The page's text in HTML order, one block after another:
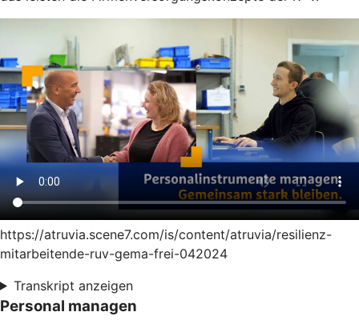
https://atruvia.scene7.com/is/content/atruvia/resilienz-
mitarbeitende-ruv-gema-frei-042024
Transkript anzeigen
Personal managen